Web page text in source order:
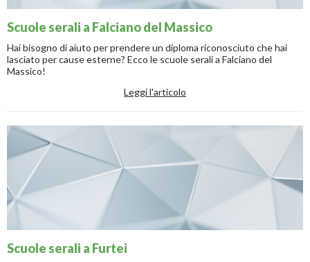
Scuole serali a Falciano del Massico
Hai bisogno di aiuto per prendere un diploma riconosciuto che hai
lasciato per cause esterne? Ecco le scuole serali a Falciano del
Massico!
Leggi l'articolo
Scuole serali a Furtei